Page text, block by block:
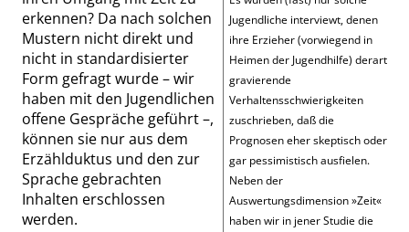
Jugendliche interviewt, denen
ihre Erzieher (vorwiegend in
Heimen der Jugendhilfe) derart
gravierende
Verhaltensschwierigkeiten
zuschrieben, daß die
Prognosen eher skeptisch oder
gar pessimistisch ausfielen.
Neben der
Auswertungsdimension»Zeit«
haben wir in jener Studie die
erkennen? Da nach solchen
Mustern nicht direkt und
nicht in standardisierter
Form gefragt wurde– wir
haben mit den Jugendlichen
offene Gespräche geführt –,
können sie nur aus dem
Erzählduktus und den zur
Sprache gebrachten
Inhalten erschlossen
werden.